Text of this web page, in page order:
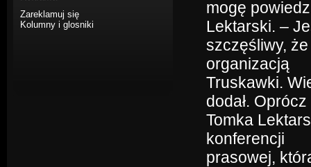
Zareklamuj się
Kolumny i glosniki
mogę
Lektarski. –
szczęśliwy,
organizacją
Truskawki.
dodał. Oprócz
Tomka
konferencji
prasowej,